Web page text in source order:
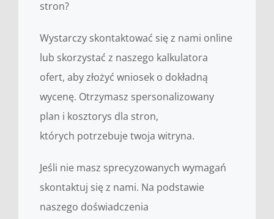
stron?
Wystarczy skontaktować się z nami online
lub skorzystać z naszego kalkulatora
ofert, aby złożyć wniosek o dokładną
wycenę. Otrzymasz spersonalizowany
plan i kosztorys dla stron,
których potrzebuje twoja witryna.
Jeśli nie masz sprecyzowanych wymagań
skontaktuj się z nami. Na podstawie
naszego doświadczenia